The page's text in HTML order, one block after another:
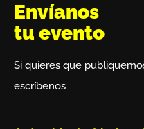
Envíanos
tu evento
Si quieres que
escríbenos